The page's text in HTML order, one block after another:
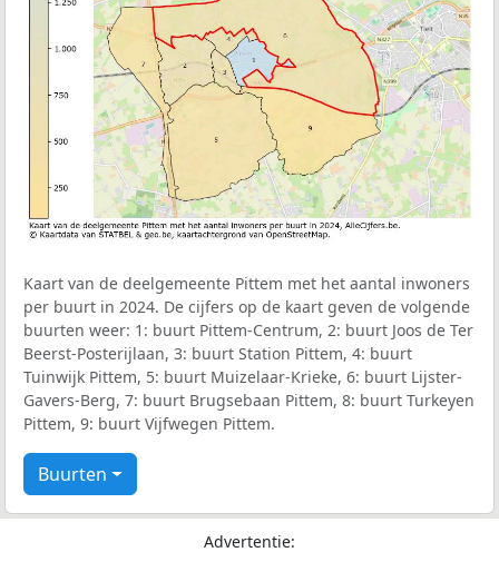
Kaart van de deelgemeente Pittem met het aantal inwoners
per buurt in 2024. De cijfers op de kaart geven de volgende
buurten weer: 1: buurt Pittem-Centrum, 2: buurt Joos de Ter
Beerst-Posterijlaan, 3: buurt Station Pittem, 4: buurt
Tuinwijk Pittem, 5: buurt Muizelaar-Krieke, 6: buurt Lijster-
Gavers-Berg, 7: buurt Brugsebaan Pittem, 8: buurt Turkeyen
Pittem, 9: buurt Vijfwegen Pittem.
Buurten
Advertentie: